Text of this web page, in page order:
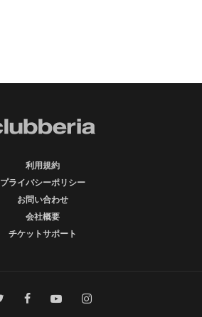
利用規約
プライバシーポリシー
お問い合わせ
会社概要
チケットサポート